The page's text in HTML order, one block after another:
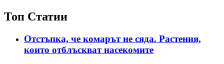
Топ Статии
Отстъпка, че комарът не сяда. Растения,
които отблъскват насекомите